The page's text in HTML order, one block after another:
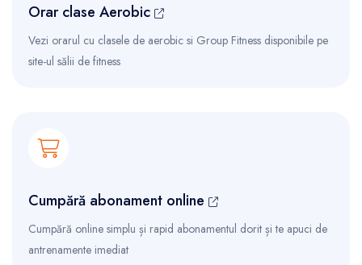
Orar clase Aerobic
Vezi orarul cu clasele de aerobic si Group Fitness disponibile pe
site-ul sălii de fitness
Cumpără abonament online
Cumpără online simplu și rapid abonamentul dorit și te apuci de
antrenamente imediat